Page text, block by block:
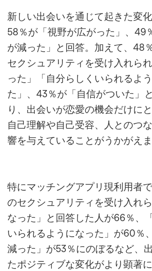
新しい出会いを通じて起きた変化
58％が「視野が広がった」、49
が減った」と回答。加えて、48
セクシュアリティを受け入れら
った」「自分らしくいられるよ
た」、43％が「自信がついた」
り、出会いが恋愛の機会だけにと
自己理解や自己受容、人とのつ
響を与えていることがうかがえま
特にマッチングアプリ現利用者
のセクシュアリティを受け入れ
なった」と回答した人が66％、
いられるようになった」が60％
減った」が53％にのぼるなど、
たポジティブな変化がより顕著